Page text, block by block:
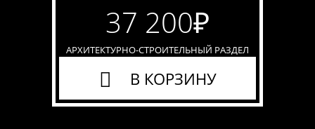
37 200₽
АРХИТЕКТУРНО-СТРОИТЕЛЬНЫЙ РАЗДЕЛ
В КОРЗИНУ